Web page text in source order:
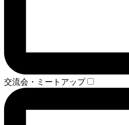
交流会・ミートアップ